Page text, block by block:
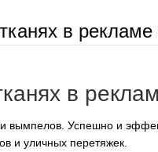
в рекламе
в
вымпелов. Успешно и
и уличных перетяжек.